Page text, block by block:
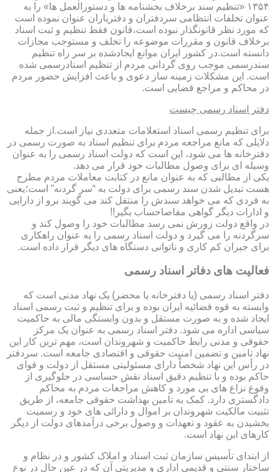
۱۳۵۴ «تنظیم سند برخلاف بخشنامه ها و دستورالعمل ها» را به
عنوان تخلفات انتظامی سردفتران و دفتریاران عنوان نموده است
که مورد نظر قانونگذار نبوده است،قانون فقط تنظیم و ثبت اسناد
برخلاف قانون و مقررات موضوعه را تخلف و مستوجب مجازات
دانسته است.در کشور ایران موانع ایجادشده بر سر راه تنظیم
سندرسمی موجب روی گردانی مردم از تنظیم اسنادرسمی شده
است. این مشکلات زمینه ساز دعوی و باعث افزایش حضور مردم
در محاکم و مراجع قضایی است.
دفتر اسناد رسمی چیست
برای تنظیم رسمی اسناد استعلامات متعددی نیاز است.از جمله
دلایلی که مانع مراجعه مردم برای تنظیم اسناد به صورت رسمی در
دفترخانه ها می شود، این است که دولت اسناد رسمی را به عنوان
وسیله ای برای وصول مطالبات خود قرار می دهد.
یکی از مطالبی که به عنوان مانع در کتابت معاملات مردم مطرح
هست تبدیل شدن سند رسمی برای دولت به “سر گردنه” است؛یعنی
به فردی که می خواهد سندش را منتقل کند می گویند برو از دارایی
و ادارات دیگر گواهی مفاصاحساب بگیر!!
در واقع دولت زورش نمی رسد مطالبات خود را وصول کند و
سرگردنه را می گیرد و دولت اسناد رسمی را به عنوان راهکاری
برای جبران کم کاری و ناتوانی دستگاه های دیگر قرار داده است.
فعالیت های دفاتر اسناد رسمی
دفتر اسناد رسمی (یا دفترخانه یا محضر) یک نهاد مدنی است که
وابسته به قوه قضائیه ایران بوده و برای تنظیم و ثبت رسمی اسناد
ایجاد شده و به صورت مستقل و بدون وابستگی مالی به حاکمیت
سیاسی اداره می شود. دفتر اسناد رسمی به عنوان یک مرکز
حقوقی و مدنی رابط حاکمیت و شهروندان است، مهم ترین کار این
نهاد تامین و تضمین امنیت حقوقی و اقتصادی جامعه است. سردفتر
در رأس این نهاد شخصاً دارای مسئولیتی مستقل از دولت و قوای
حاکم بوده و با تنظیم دقیق اسناد نقش حساسی در جلوگیری از
وقوع نزاع های بی مورد و کاهش مراجعات مردم به محاکم
دادگستری دارد. کمک به تامین بهداشت حقوقی جامعه، از طریق
تثبیت مالکیت شهروندان بر اموال و دارائی های خود و رسمیت
بخشیدن به عقود و تعهدات و وصول برخی درآمدهای دولت از دیگر
کارهای این نهاد است.
از ابتدای تأسیس سازمان ثبت اسناد و املاک کشور و در نظام و
ساختار سنتی و قدیمی اداری و مدیریتی آن که در عین حال در نوع